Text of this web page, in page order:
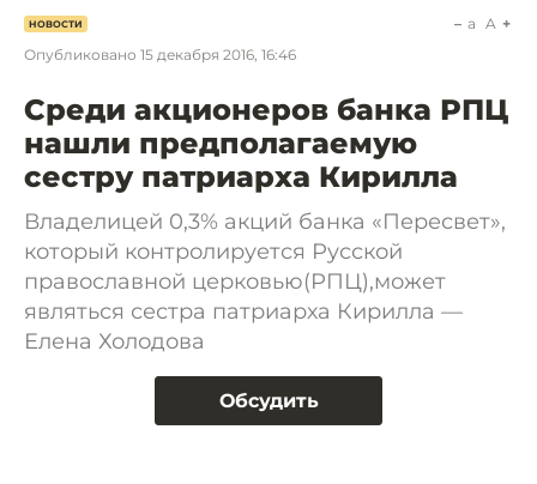
НОВОСТИ
Опубликовано 15 декабря 2016, 16:46
a A
Среди акционеров банка РПЦ
нашли предполагаемую
сестру патриархa Кирилла
Владелицей 0,3% акций банка «Пересвет»,
который контролируется Русской
православной церковью(РПЦ),может
являться сестра патриарха Кирилла —
Елена Холодова
Обсудить